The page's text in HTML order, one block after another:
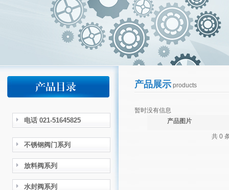
电话 021-51645825
不锈钢阀门系列
放料阀系列
水封阀系列
产品展示products
暂时没有信息
产品图片
共 0